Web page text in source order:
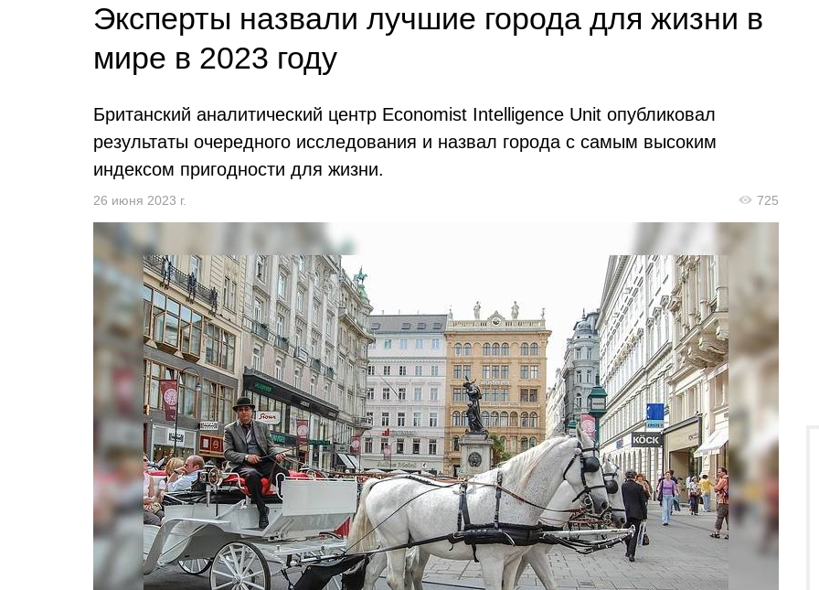
Эксперты назвали лучшие города для жизни в
мире в 2023 году
Британский аналитический центр Economist Intelligence Unit опубликовал
результаты очередного исследования и назвал города с самым высоким
индексом пригодности для жизни.
26 июня 2023 г. 725